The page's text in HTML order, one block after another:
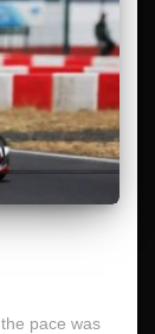
pace was